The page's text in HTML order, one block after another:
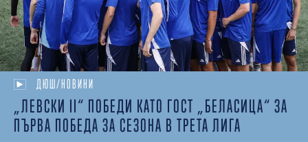
ДЮШ/НОВИНИ
„ЛЕВСКИ II“ ПОБЕДИ КАТО ГОСТ „БЕЛАСИЦА“ ЗА
ПЪРВА ПОБЕДА ЗА СЕЗОНА В ТРЕТА ЛИГА